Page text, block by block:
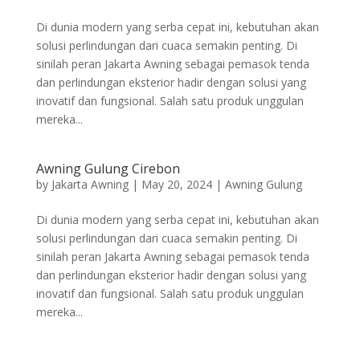
Di dunia modern yang serba cepat ini, kebutuhan akan
solusi perlindungan dari cuaca semakin penting. Di
sinilah peran Jakarta Awning sebagai pemasok tenda
dan perlindungan eksterior hadir dengan solusi yang
inovatif dan fungsional. Salah satu produk unggulan
mereka...
Awning Gulung Cirebon
by Jakarta Awning| May 20, 2024| Awning Gulung
Di dunia modern yang serba cepat ini, kebutuhan akan
solusi perlindungan dari cuaca semakin penting. Di
sinilah peran Jakarta Awning sebagai pemasok tenda
dan perlindungan eksterior hadir dengan solusi yang
inovatif dan fungsional. Salah satu produk unggulan
mereka...